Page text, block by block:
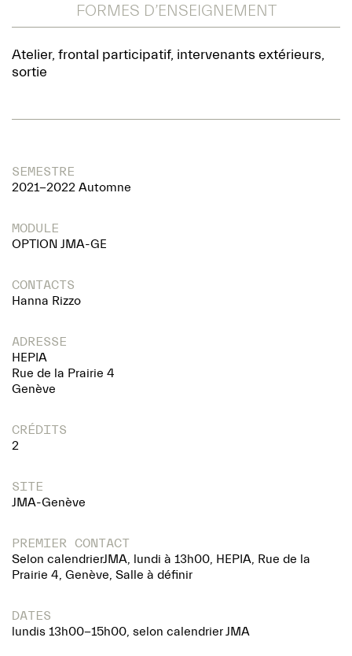
FORMES D’ENSEIGNEMENT
Atelier, frontal participatif, intervenants extérieurs,
sortie
SEMESTRE
2021-2022 Automne
MODULE
OPTION JMA-GE
CONTACTS
Hanna Rizzo
ADRESSE
HEPIA
Rue de la Prairie 4
Genève
CRÉDITS
2
SITE
JMA-Genève
PREMIER CONTACT
Selon calendrierJMA, lundi à 13h00, HEPIA, Rue de la
Prairie 4, Genève, Salle à définir
DATES
lundis 13h00-15h00, selon calendrier JMA